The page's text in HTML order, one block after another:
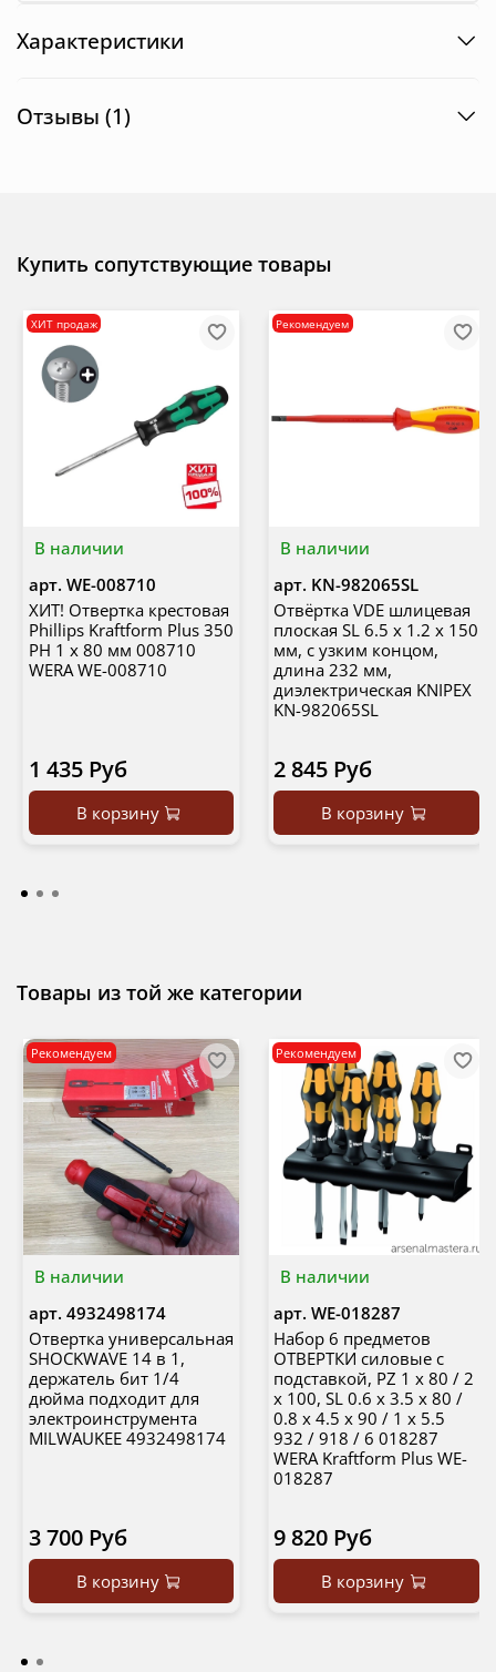
Характеристики
Отзывы (1)
Купить сопутствующие товары
В наличии
ХИТ продаж
арт. WE-008710
ХИТ! Отвертка крестовая
Phillips Kraftform Plus 350
PH 1 x 80 мм 008710
WERA WE-008710
1 435 Руб
В корзину
В наличии
Рекомендуем
арт. KN-982065SL
Отвёртка VDE шлицевая
плоская SL 6.5 x 1.2 x 150
мм, с узким концом,
длина 232 мм,
диэлектрическая KNIPEX
KN-982065SL
2 845 Руб
В корзину
Товары из той же категории
В наличии
Рекомендуем
арт. 4932498174
Отвертка универсальная
SHOCKWAVE 14 в 1,
деpжaтeль бит 1/4
дюйма подхoдит для
электроинстpумента
MILWAUKEE 4932498174
3 700 Руб
В корзину
В наличии
Рекомендуем
арт. WE-018287
Набор 6 предметов
ОТВЕРТКИ силовые с
подставкой, PZ 1 x 80 / 2
x 100, SL 0.6 x 3.5 x 80 /
0.8 x 4.5 x 90 / 1 x 5.5
932 / 918 / 6 018287
WERA Kraftform Plus WE-
018287
9 820 Руб
В корзину